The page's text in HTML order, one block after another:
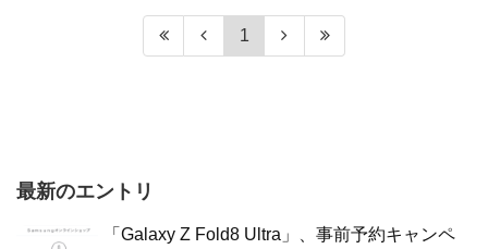
1
最新のエントリ
「Galaxy Z Fold8 Ultra」、事前予約キャンペ